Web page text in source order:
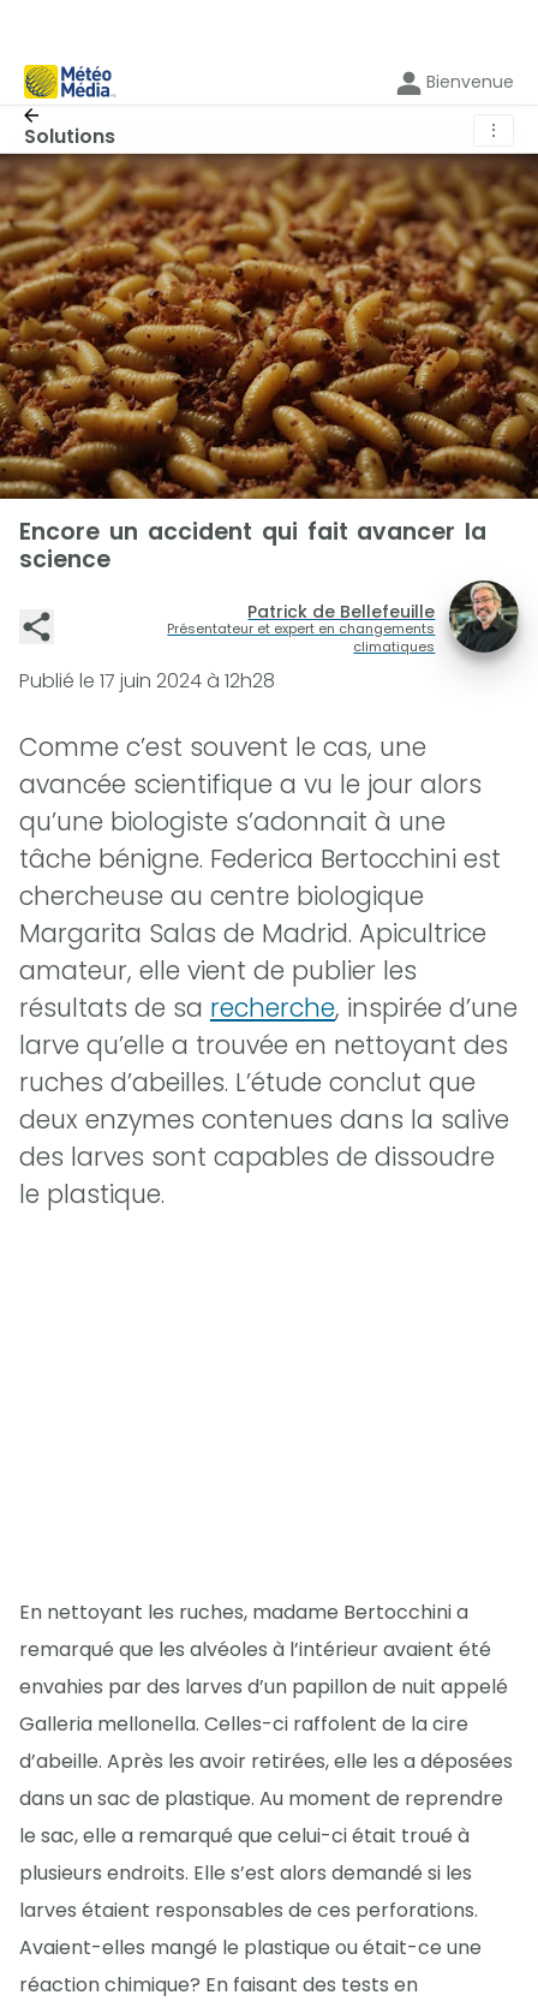
Bienvenue
Solutions ⋮
Encore un accident qui fait avancer la
science
Patrick de Bellefeuille
Présentateur et expert en changements
climatiques
Publié le 17 juin 2024 à 12h28
Comme c’est souvent le cas, une
avancée scientifique a vu le jour alors
qu’une biologiste s’adonnait à une
tâche bénigne. Federica Bertocchini est
chercheuse au centre biologique
Margarita Salas de Madrid. Apicultrice
amateur, elle vient de publier les
résultats de sa recherche, inspirée d’une
larve qu’elle a trouvée en nettoyant des
ruches d’abeilles. L’étude conclut que
deux enzymes contenues dans la salive
des larves sont capables de dissoudre
le plastique.
En nettoyant les ruches, madame Bertocchini a
remarqué que les alvéoles à l’intérieur avaient été
envahies par des larves d’un papillon de nuit appelé
Galleria mellonella. Celles-ci raffolent de la cire
d’abeille. Après les avoir retirées, elle les a déposées
dans un sac de plastique. Au moment de reprendre
le sac, elle a remarqué que celui-ci était troué à
plusieurs endroits. Elle s’est alors demandé si les
larves étaient responsables de ces perforations.
Avaient-elles mangé le plastique ou était-ce une
réaction chimique? En faisant des tests en